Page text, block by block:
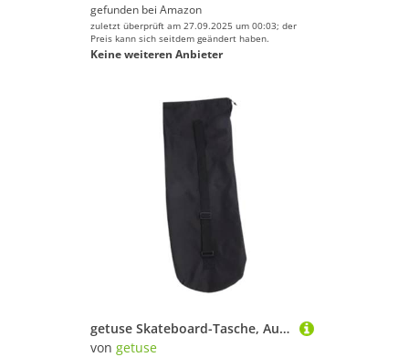
gefunden bei Amazon
zuletzt überprüft am 27.09.2025 um 00:03; der
Preis kann sich seitdem geändert haben.
Keine weiteren Anbieter
getuse Skateboard-Tasche, Aufbewahrung, Organizer, staubdichte Umhängetasche, praktische Tragetasche für Männer und Frauen, modisches Geschenk, 87 x 30 cm
von getuse